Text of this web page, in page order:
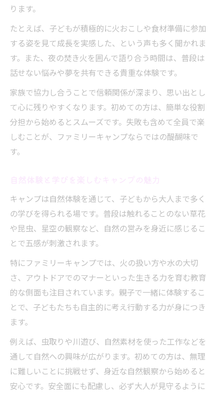
ります。
たとえば、子どもが積極的に火おこしや食材準備に参加
する姿を見て成長を実感した、という声も多く聞かれま
す。また、夜の焚き火を囲んで語り合う時間は、普段は
話せない悩みや夢を共有できる貴重な体験です。
家族で協力し合うことで信頼関係が深まり、思い出とし
て心に残りやすくなります。初めての方は、簡単な役割
分担から始めるとスムーズです。失敗も含めて全員で楽
しむことが、ファミリーキャンプならではの醍醐味で
す。
キャンプは自然体験を通じて、子どもから大人まで多く
の学びを得られる場です。普段は触れることのない草花
や昆虫、星空の観察など、自然の営みを身近に感じるこ
とで五感が刺激されます。
特にファミリーキャンプでは、火の扱い方や水の大切
さ、アウトドアでのマナーといった生きる力を育む教育
的な側面も注目されています。親子で一緒に体験するこ
とで、子どもたちも自主的に考え行動する力が身につき
ます。
例えば、虫取りや川遊び、自然素材を使った工作などを
通して自然への興味が広がります。初めての方は、無理
に難しいことに挑戦せず、身近な自然観察から始めると
安心です。安全面にも配慮し、必ず大人が見守るように